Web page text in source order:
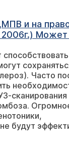
и на
2006г.) Может
сканирования